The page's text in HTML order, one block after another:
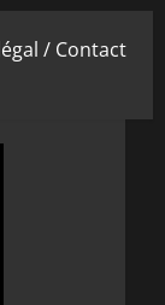
/ Contact